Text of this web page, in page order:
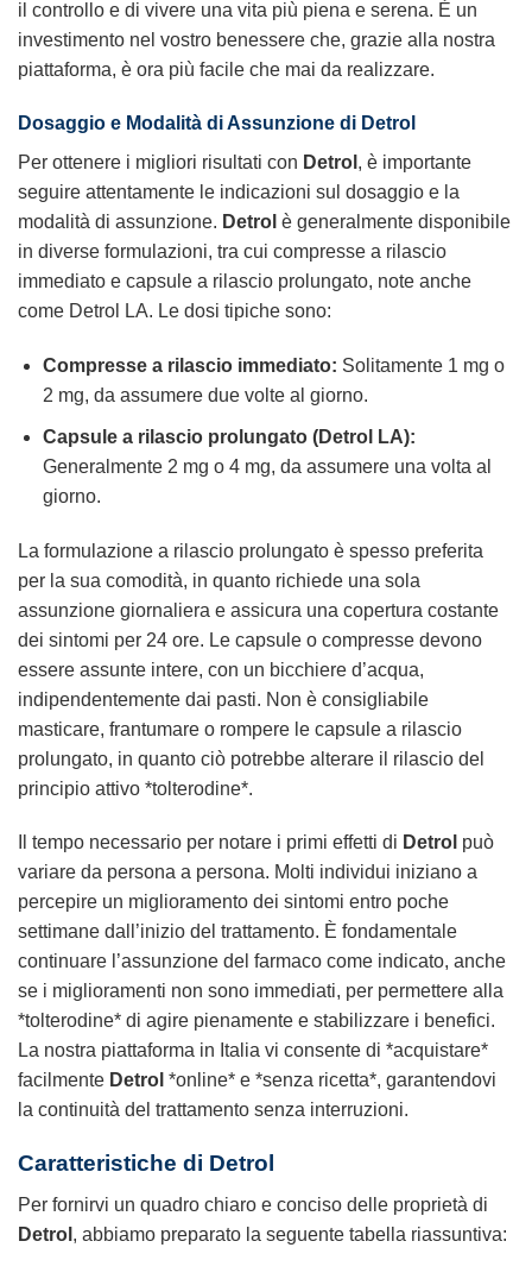
il controllo e di vivere una vita più piena e serena. È un
investimento nel vostro benessere che, grazie alla nostra
piattaforma, è ora più facile che mai da realizzare.
Dosaggio e Modalità di Assunzione di Detrol
Per ottenere i migliori risultati con Detrol , è importante
seguire attentamente le indicazioni sul dosaggio e la
modalità di assunzione. Detrol è generalmente disponibile
in diverse formulazioni, tra cui compresse a rilascio
immediato e capsule a rilascio prolungato, note anche
come Detrol LA. Le dosi tipiche sono:
Compresse a rilascio immediato: Solitamente 1 mg o
2 mg, da assumere due volte al giorno.
Capsule a rilascio prolungato (Detrol LA):
Generalmente 2 mg o 4 mg, da assumere una volta al
giorno.
La formulazione a rilascio prolungato è spesso preferita
per la sua comodità, in quanto richiede una sola
assunzione giornaliera e assicura una copertura costante
dei sintomi per 24 ore. Le capsule o compresse devono
essere assunte intere, con un bicchiere d’acqua,
indipendentemente dai pasti. Non è consigliabile
masticare, frantumare o rompere le capsule a rilascio
prolungato, in quanto ciò potrebbe alterare il rilascio del
principio attivo *tolterodine*.
Il tempo necessario per notare i primi effetti di Detrol può
variare da persona a persona. Molti individui iniziano a
percepire un miglioramento dei sintomi entro poche
settimane dall’inizio del trattamento. È fondamentale
continuare l’assunzione del farmaco come indicato, anche
se i miglioramenti non sono immediati, per permettere alla
*tolterodine* di agire pienamente e stabilizzare i benefici.
La nostra piattaforma in Italia vi consente di *acquistare*
facilmente Detrol *online* e *senza ricetta*, garantendovi
la continuità del trattamento senza interruzioni.
Caratteristiche di Detrol
Per fornirvi un quadro chiaro e conciso delle proprietà di
Detrol , abbiamo preparato la seguente tabella riassuntiva: